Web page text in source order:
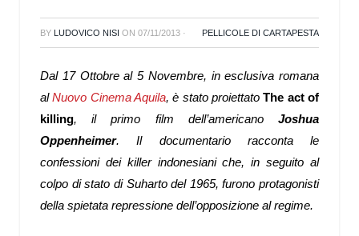
BY LUDOVICO NISI ON 07/11/2013 · PELLICOLE DI CARTAPESTA
Dal 17 Ottobre al 5 Novembre, in esclusiva romana
alNuovo Cinema Aquila, è stato proiettatoThe act of
killing, il primo film dell’americano Joshua
Oppenheimer. Il documentario racconta le
confessioni dei killer indonesiani che, in seguito al
colpo di stato di Suharto del 1965, furono protagonisti
della spietata repressione dell’opposizione al regime.